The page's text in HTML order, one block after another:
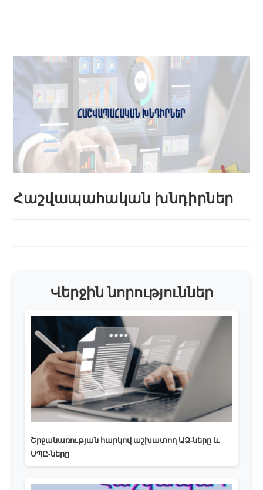
Հաշվապահական խնդիրներ
Վերջին նորություններ
Շրջանառության հարկով աշխատող ԱՁ-ները և
ՍՊԸ-ները